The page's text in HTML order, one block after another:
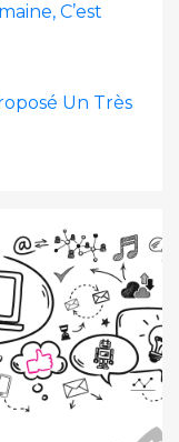
C’est
Un Très